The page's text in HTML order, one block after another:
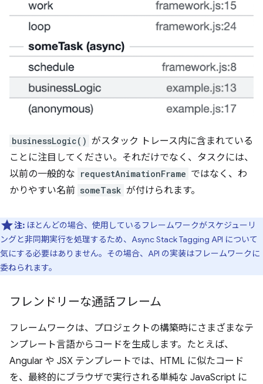
businessLogic() がスタック トレース内に含まれている
ことに注目してください。それだけでなく、タスクには、
以前の一般的な requestAnimationFrame ではなく、わ
かりやすい名前 someTask が付けられます。
注: ほとんどの場合、使用しているフレームワークがスケジューリ
ングと非同期実行を処理するため、Async Stack Tagging API について
気にする必要はありません。その場合、API の実装はフレームワークに
委ねられます。
フレンドリーな通話フレーム
フレームワークは、プロジェクトの構築時にさまざまなテ
ンプレート言語からコードを生成します。たとえば、
Angular や JSX テンプレートでは、HTML に似たコード
を、最終的にブラウザで実行される単純な JavaScript に